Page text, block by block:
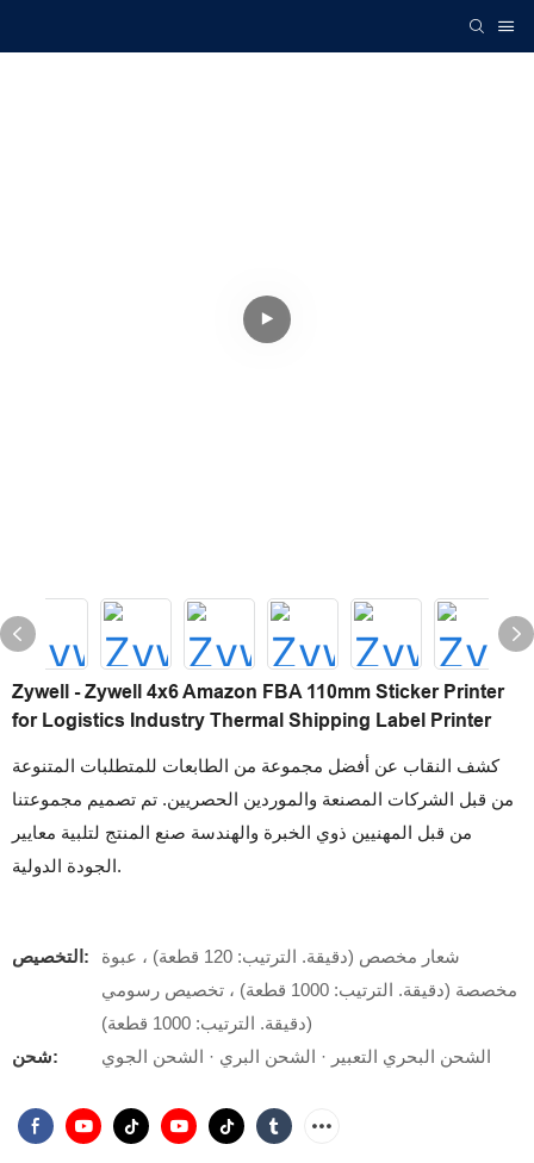
Zywell - Zywell 4x6 Amazon FBA 110mm Sticker Printer
for Logistics Industry Thermal Shipping Label Printer
كشف النقاب عن أفضل مجموعة من الطابعات للمتطلبات المتنوعة
من قبل الشركات المصنعة والموردين الحصريين. تم تصميم مجموعتنا
من قبل المهنيين ذوي الخبرة والهندسة صنع المنتج لتلبية معايير
الجودة الدولية.
التخصيص:
شعار مخصص (دقيقة. الترتيب: 120 قطعة) ، عبوة
مخصصة (دقيقة. الترتيب: 1000 قطعة) ، تخصيص رسومي
(دقيقة. الترتيب: 1000 قطعة)
شحن:
الشحن البحري التعبير · الشحن البري · الشحن الجوي